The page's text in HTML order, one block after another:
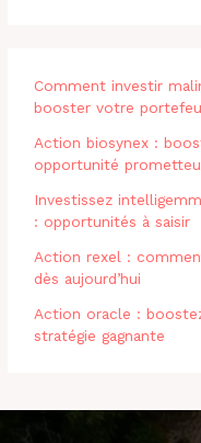
Comment investir
booster votre
Action biosynex :
opportunité
Investissez
: opportunités à saisir
Action rexel :
dès aujourd’hui
Action oracle :
stratégie gagnante